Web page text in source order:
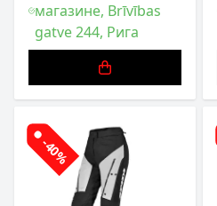
магазине, Brīvības
gatve 244, Рига
-40%